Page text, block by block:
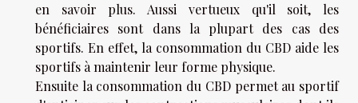
en savoir plus. Aussi vertueux qu'il soit, les
bénéficiaires sont dans la plupart des cas des
sportifs. En effet, la consommation du CBD aide les
sportifs à maintenir leur forme physique.
Ensuite la consommation du CBD permet au sportif